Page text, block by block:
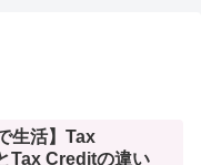
生活】Tax
Tax Creditの違い